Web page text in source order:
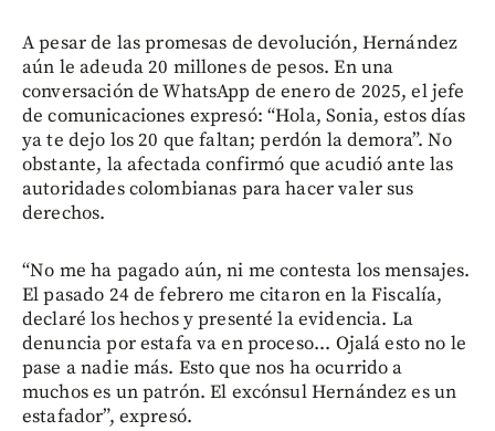
A pesar de las promesas de devolución, Hernández
aún le adeuda 20 millones de pesos. En una
conversación de WhatsApp de enero de 2025, el jefe
de comunicaciones expresó: “Hola, Sonia, estos días
ya te dejo los 20 que faltan; perdón la demora”. No
obstante, la afectada confirmó que acudió ante las
autoridades colombianas para hacer valer sus
derechos.
“No me ha pagado aún, ni me contesta los mensajes.
El pasado 24 de febrero me citaron en la Fiscalía,
declaré los hechos y presenté la evidencia. La
denuncia por estafa va en proceso... Ojalá esto no le
pase a nadie más. Esto que nos ha ocurrido a
muchos es un patrón. El excónsul Hernández es un
estafador”, expresó.